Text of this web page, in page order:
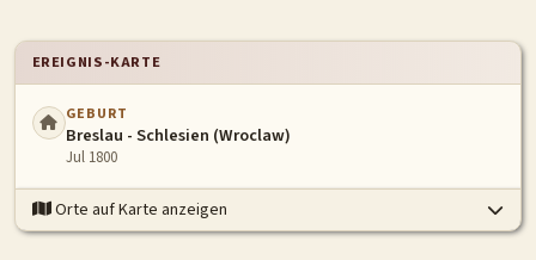
EREIGNIS-KARTE
GEBURT
Breslau - Schlesien (Wroclaw)
Jul 1800
Orte auf Karte anzeigen